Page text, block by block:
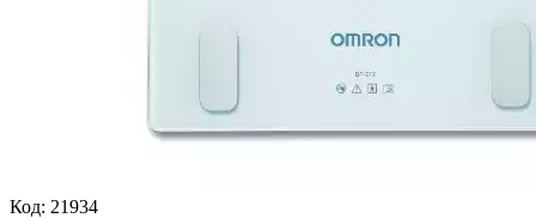
Код: 21934